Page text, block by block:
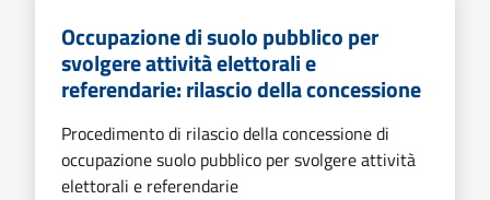
Occupazione di suolo pubblico per
svolgere attività elettorali e
referendarie: rilascio della concessione
Procedimento di rilascio della concessione di
occupazione suolo pubblico per svolgere attività
elettorali e referendarie